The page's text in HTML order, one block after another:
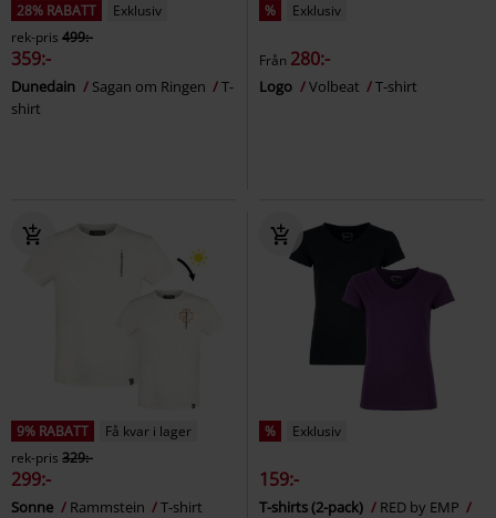
28% RABATT
Exklusiv
rek-pris 499:-
359:-
Dunedain Sagan om Ringen
T-
shirt
% Exklusiv
Från 280:-
Logo Volbeat T-shirt
9% RABATT
Få kvar i lager
rek-pris 329:-
299:-
Sonne Rammstein T-shirt
% Exklusiv
159:-
T-shirts (2-pack)
RED by EMP